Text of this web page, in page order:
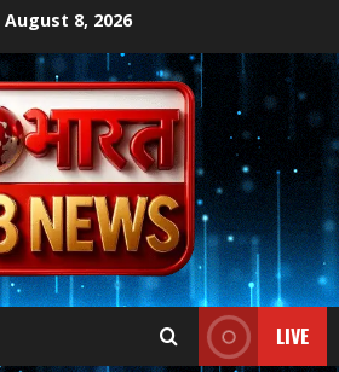
August 8, 2026
LIVE